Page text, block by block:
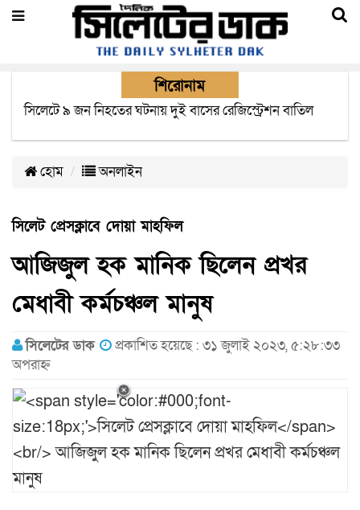
শিরোনাম
জুলাই মাসে সিলেটের সড়কে দুর্ঘটনায় প্রাণ গেল ৩১ জনের
হোম অনলাইন
সিলেট প্রেসক্লাবে দোয়া মাহফিল
আজিজুল হক মানিক ছিলেন প্রখর
মেধাবী কর্মচঞ্চল মানুষ
সিলেটের ডাক
প্রকাশিত হয়েছে : ৩১ জুলাই ২০২৩, ৫:২৮:৩৩
অপরাহ্ন